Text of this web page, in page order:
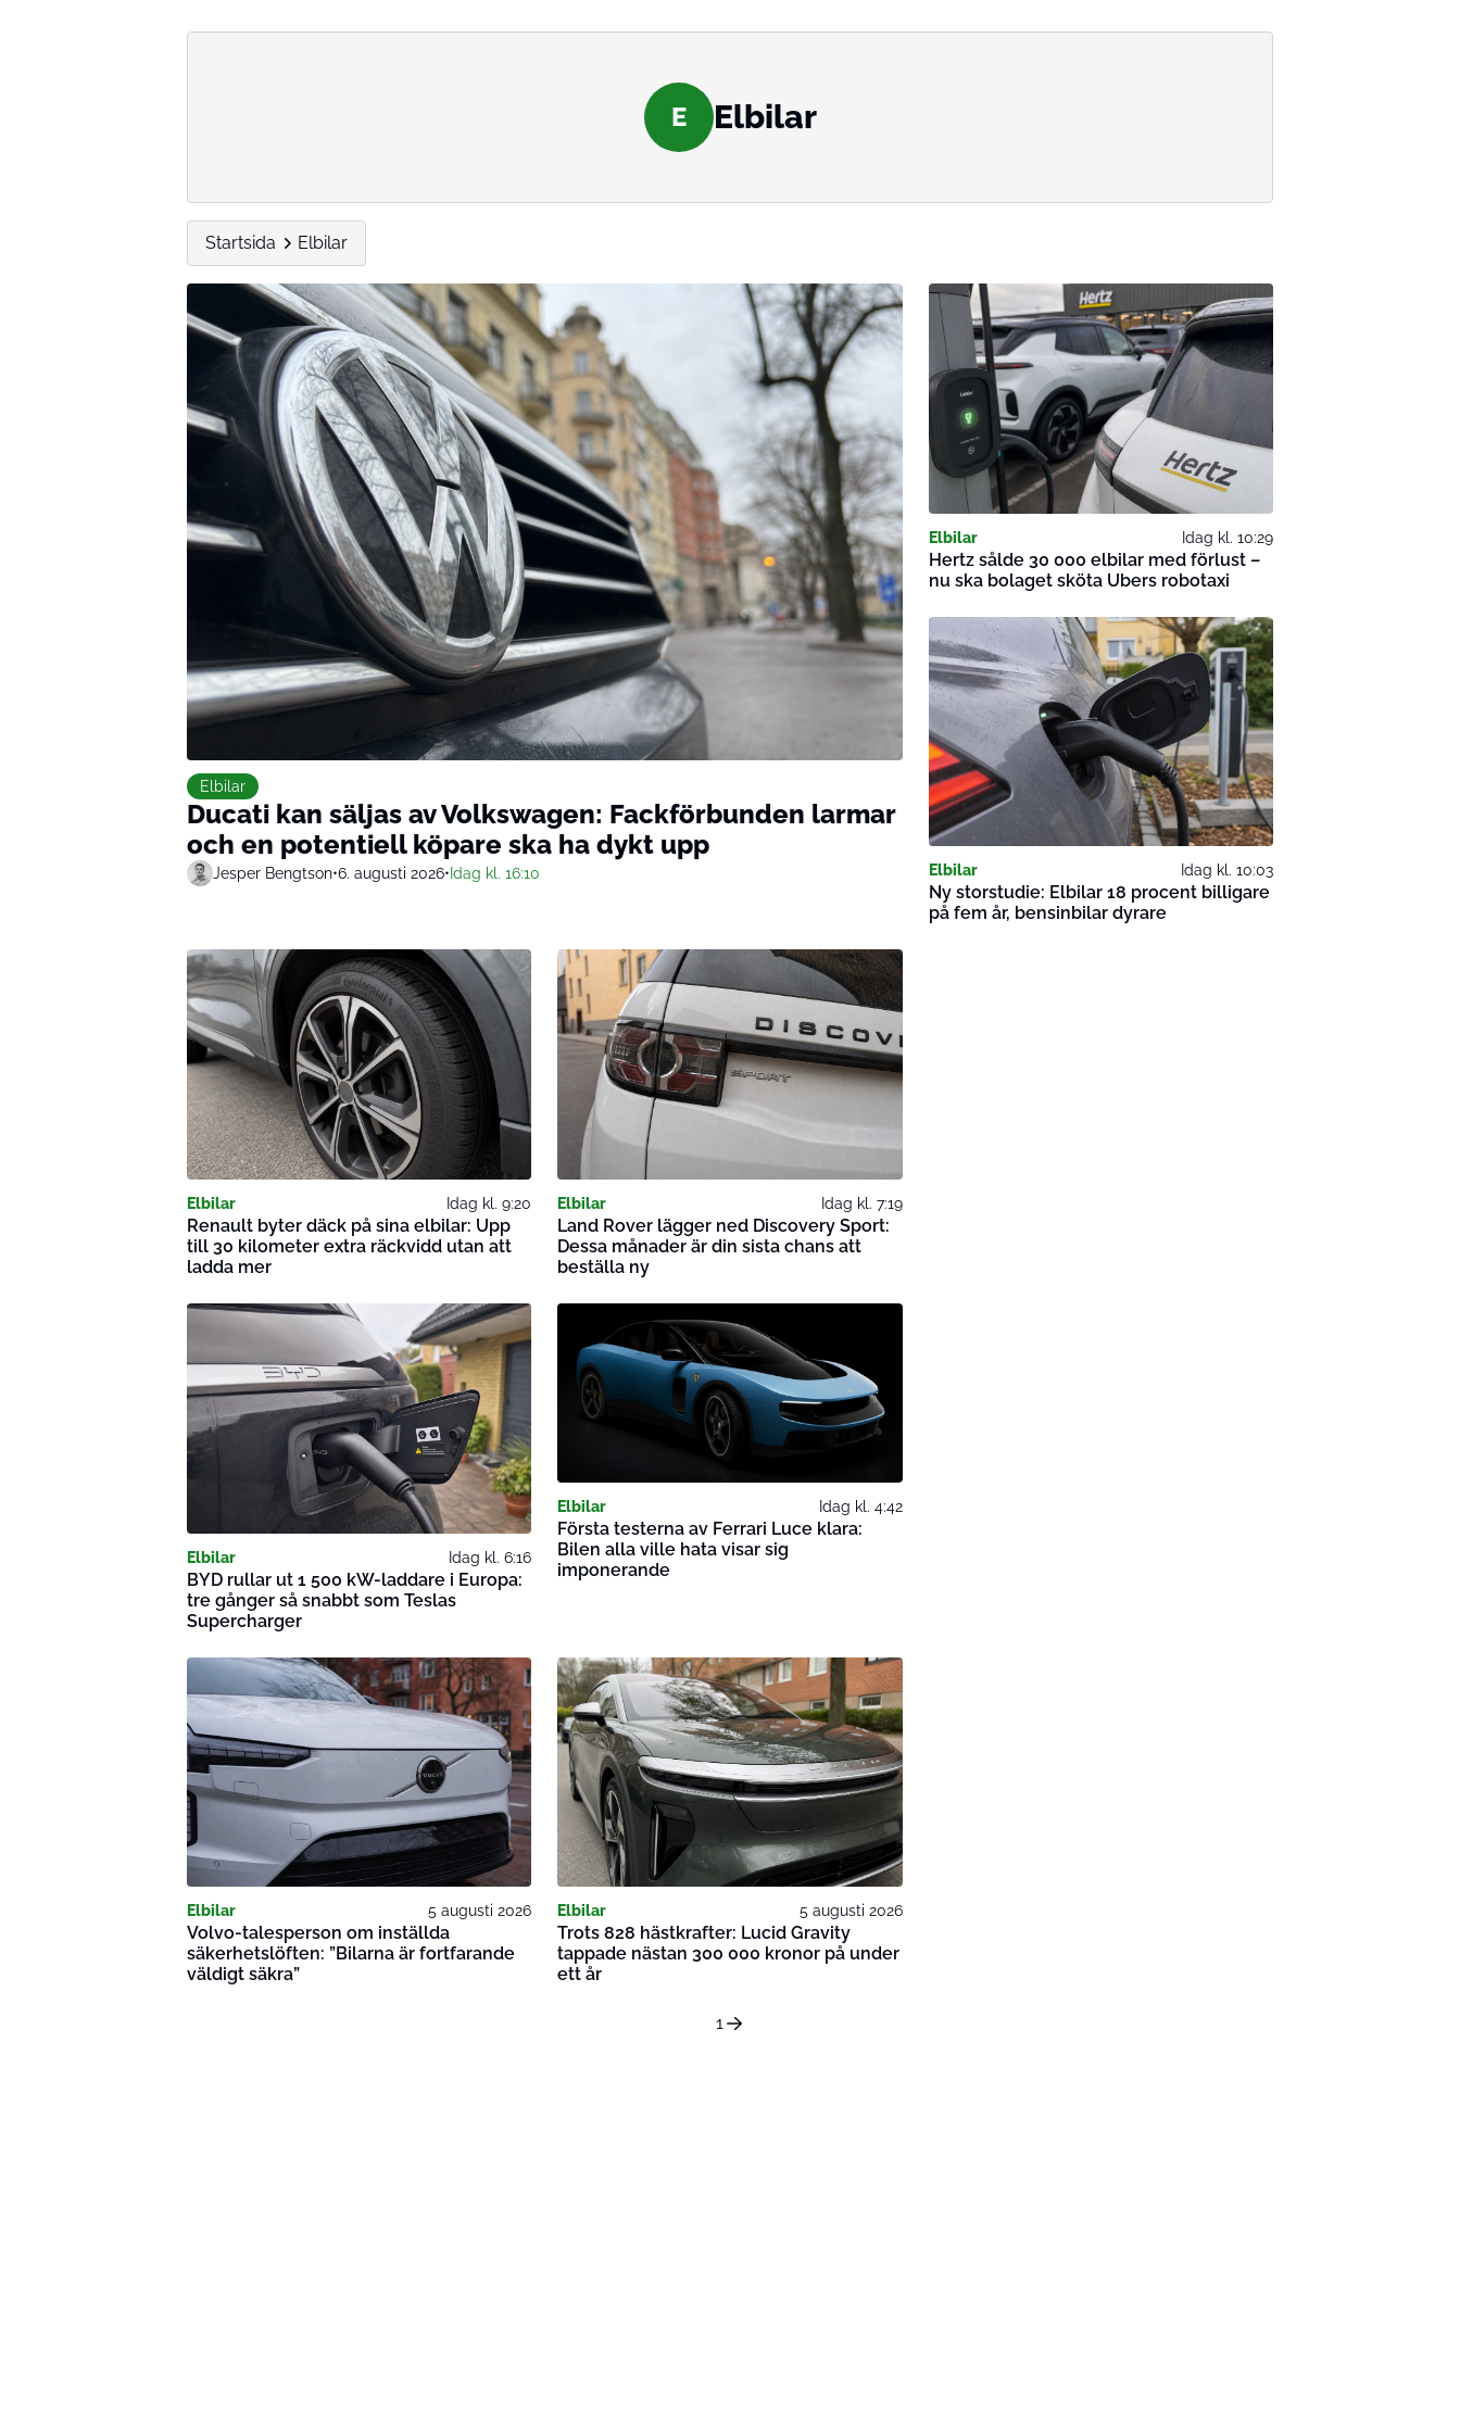
E Elbilar
Startsida Elbilar
Elbilar
Ducati kan säljas av Volkswagen: Fackförbunden larmar
och en potentiell köpare ska ha dykt upp
Jesper Bengtson•6. augusti 2026• Idag kl. 16:10
Elbilar Idag kl. 10:29
Hertz sålde 30 000 elbilar med förlust –
nu ska bolaget sköta Ubers robotaxi
Elbilar Idag kl. 10:03
Ny storstudie: Elbilar 18 procent billigare
på fem år, bensinbilar dyrare
Elbilar Idag kl. 9:20
Renault byter däck på sina elbilar: Upp
till 30 kilometer extra räckvidd utan att
ladda mer
Elbilar Idag kl. 7:19
Land Rover lägger ned Discovery Sport:
Dessa månader är din sista chans att
beställa ny
Elbilar Idag kl. 6:16
BYD rullar ut 1 500 kW-laddare i Europa:
tre gånger så snabbt som Teslas
Supercharger
Elbilar Idag kl. 4:42
Första testerna av Ferrari Luce klara:
Bilen alla ville hata visar sig
imponerande
Elbilar 5 augusti 2026
Volvo-talesperson om inställda
säkerhetslöften: ”Bilarna är fortfarande
väldigt säkra”
Elbilar 5 augusti 2026
Trots 828 hästkrafter: Lucid Gravity
tappade nästan 300 000 kronor på under
ett år
1